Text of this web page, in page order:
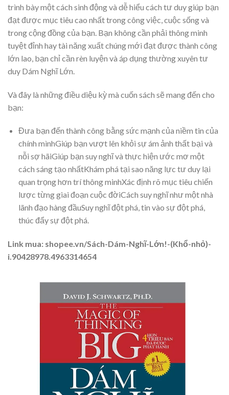
trình bày một cách sinh động và dễ hiểu cách tư duy giúp bạn
đạt được mục tiêu cao nhất trong công việc, cuộc sống và
trong cộng đồng của bạn. Bạn không cần phải thông minh
tuyệt đỉnh hay tài năng xuất chúng mới đạt được thành công
lớn lao, bạn chỉ cần rèn luyện và áp dụng thường xuyên tư
duy Dám Nghĩ Lớn.
Và đây là những điều diệu kỳ mà cuốn sách sẽ mang đến cho
bạn:
Đưa bạn đến thành công bằng sức mạnh của niềm tin của
chính mìnhGiúp bạn vượt lên khỏi sự ám ảnh thất bại và
nỗi sợ hãiGiúp bạn suy nghĩ và thực hiện ước mơ một
cách sáng tạo nhấtKhám phá tại sao năng lực tư duy lại
quan trọng hơn trí thông minhXác định rõ mục tiêu chiến
lược từng giai đoạn cuộc đờiCách suy nghĩ như một nhà
lãnh đạo hàng đầuSuy nghĩ đột phá, tin vào sự đột phá,
thúc đẩy sự đột phá.
Link mua: shopee.vn/Sách-Dám-Nghĩ-Lớn!-(Khổ-nhỏ)-
i.90428978.4963314654